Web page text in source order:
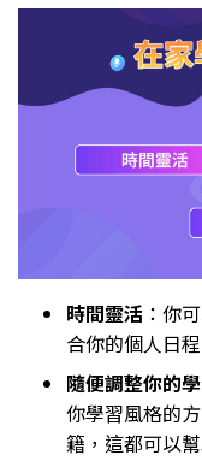
時間靈活 ：你
合你的個人日
隨便調整你的
你學習風格的
籍，這都可以